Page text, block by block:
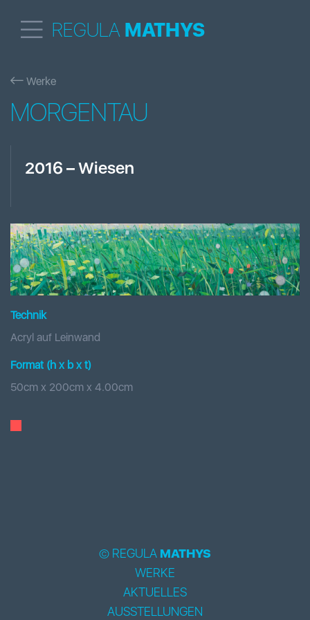
REGULA MATHYS
Werke
MORGENTAU
2016 –Wiesen
Technik
Acryl auf Leinwand
Format (h x bx t)
50cm x 200cm x 4.00cm
© REGULA MATHYS
WERKE
AKTUELLES
AUSSTELLUNGEN